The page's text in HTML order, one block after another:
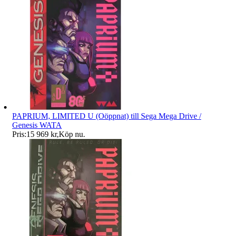
PAPRIUM, LIMITED U (Oöppnat) till Sega Mega Drive /
Genesis WATA
Pris:15 969 kr,Köp nu.